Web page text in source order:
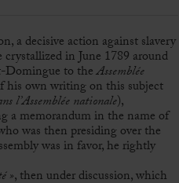
a decisive action against slavery
in June 1789 around
Domingue to theAssemblée
his own writing on this subject
l’Assemblée nationale),
a memorandum in the name of
was then presiding over the
was in favor, he rightly
», then under discussion, which